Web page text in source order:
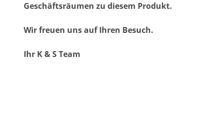
Geschäftsräumen zu diesem Produkt.
Wir freuen uns auf Ihren Besuch.
Ihr K & S Team